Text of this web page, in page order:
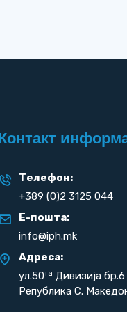
Телефон:
+389 (0)2 3125 044
Е-пошта:
info@iph.mk
Адреса:
ул.50та Дивизија бр.6
Република С.